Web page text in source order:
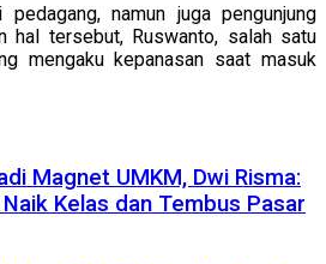
namun juga pengunjung
hal tersebut, Ruswanto, salah satu
mengaku kepanasan saat masuk
Magnet UMKM, Dwi Risma:
Kelas dan Tembus Pasar